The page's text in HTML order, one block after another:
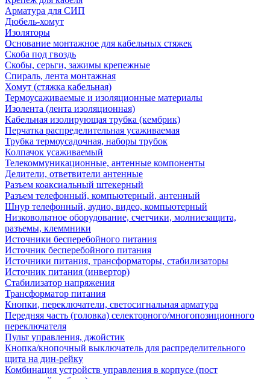
Арматура для СИП
Дюбель-хомут
Изоляторы
Основание монтажное для кабельных стяжек
Скоба под гвоздь
Скобы, серьги, зажимы крепежные
Спираль, лента монтажная
Хомут (стяжка кабельная)
Термоусаживаемые и изоляционные материалы
Изолента (лента изоляционная)
Кабельная изолирующая трубка (кембрик)
Перчатка распределительная усаживаемая
Трубка термоусадочная, наборы трубок
Колпачок усаживаемый
Телекоммуникационные, антенные компоненты
Делители, ответвители антенные
Разъем коаксиальный штекерный
Разъем телефонный, компьютерный, антенный
Шнур телефонный, аудио, видео, компьютерный
Низковольтное оборудование, счетчики, молниезащита,
разъемы, клеммники
Источники бесперебойного питания
Источник бесперебойного питания
Источники питания, трансформаторы, стабилизаторы
Источник питания (инвертор)
Стабилизатор напряжения
Трансформатор питания
Кнопки, переключатели, светосигнальная арматура
Передняя часть (головка) селекторного/многопозиционного
переключателя
Пульт управления, джойстик
Кнопка/кнопочный выключатель для распределительного
щита на дин-рейку
Комбинация устройств управления в корпусе (пост